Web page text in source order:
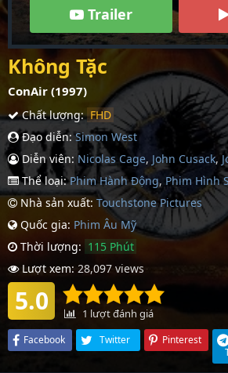
Trailer
Không Tặc
ConAir (1997)
Chất lượng: FHD
Đạo diễn: Simon West
Diễn viên: Nicolas Cage, John Cusack,
Thể loại: Phim Hành Động, Phim Hình
Nhà sản xuất: Touchstone Pictures
Quốc gia: Phim Âu Mỹ
Thời lượng: 115 Phút
Lượt xem: 28,097 views
5.0 1 lượt đánh giá
Facebook Twitter
Pinterest